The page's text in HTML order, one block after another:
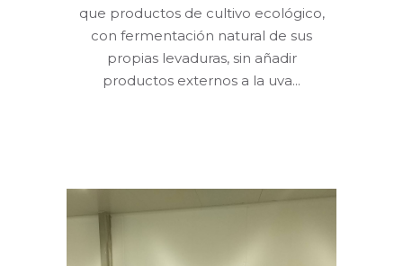
que productos de cultivo ecológico,
con fermentación natural de sus
propias levaduras, sin añadir
productos externos a la uva...